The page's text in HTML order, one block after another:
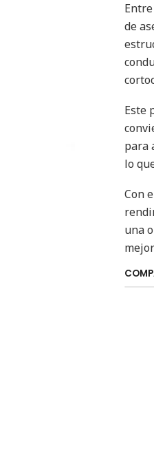
de
Este
para
lo
Con
una